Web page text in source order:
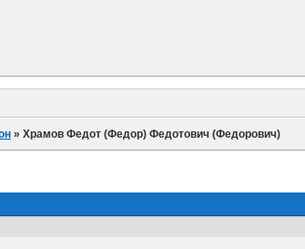
»Храмов Федот (Федор) Федотович (Федорович)